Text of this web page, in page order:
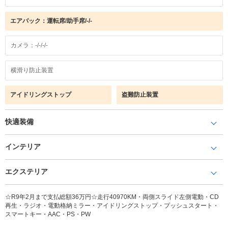
エアバック：運転席/助手席/-/-
カメラ：-/-/-/-
横滑り防止装置
アイドリングストップ 盗難防止装置
快適装備
インテリア
エクステリア
☆R9年2月まで支払総額36万円☆走行40970KM・両側スライド左側電動・CD
再生・ラジオ・電動格納ミラー・アイドリングストップ・プッシュスタート・
スマートキー・AAC・PS・PW